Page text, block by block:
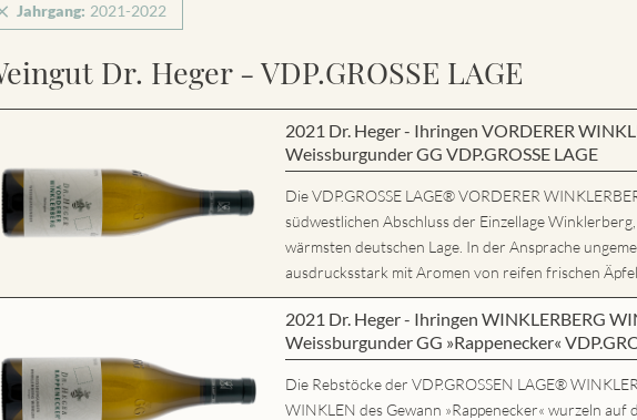
Jahrgang: 2021-2022
Dr. Heger - VDP.GROSSE LAGE
2021 Dr. Heger - Ihringen VORDERER
Weissburgunder GG VDP.GROSSE LAGE
Die VDP.GROSSE LAGE® VORDERER
südwestlichen Abschluss der Einzellage
wärmsten deutschen Lage. In der Ansprache
ausdrucksstark mit Aromen von reifen frischen
2021 Dr. Heger - Ihringen WINKLERBERG
Weissburgunder GG »Rappenecker«
Die Rebstöcke der VDP.GROSSEN LAGE®
WINKLEN des Gewann »Rappenecker« wurzeln auf